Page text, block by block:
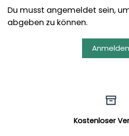
Du musst angemeldet sein,
abgeben zu können.
Anmelden
Kostenloser